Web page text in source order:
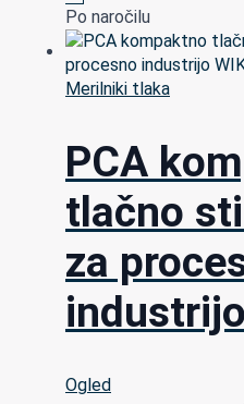
Po naročilu
Merilniki tlaka
PCA
tlačno
za
Ogled